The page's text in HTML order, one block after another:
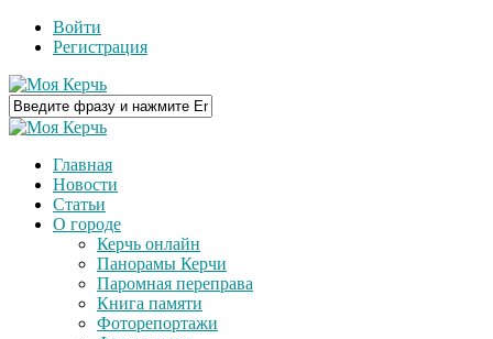
Войти
Регистрация
Главная
Новости
Статьи
О городе
Керчь онлайн
Панорамы Керчи
Паромная переправа
Книга памяти
Фоторепортажи